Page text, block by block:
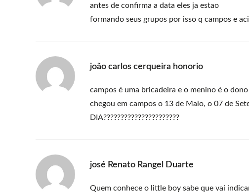
antes de confirma a data eles ja estao
formando seus grupos por isso q campos e
joão carlos cerqueira honorio
campos é uma bricadeira e o menino é o
chegou em campos o 13 de Maio, o 07 de
DIA??????????????????????
josé Renato Rangel Duarte
Quem conhece o little boy sabe que vai